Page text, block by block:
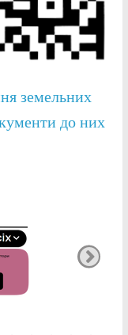
земельних
до них